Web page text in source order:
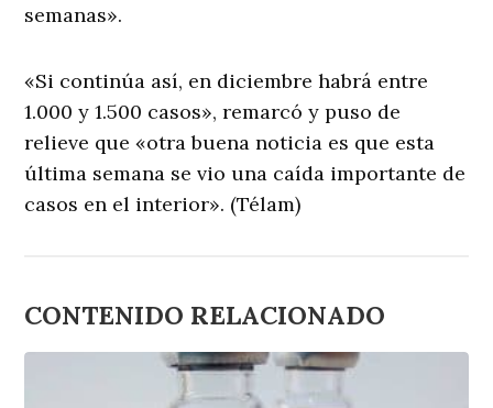
semanas».
«Si continúa así, en diciembre habrá entre
1.000 y 1.500 casos», remarcó y puso de
relieve que «otra buena noticia es que esta
última semana se vio una caída importante de
casos en el interior». (Télam)
CONTENIDO RELACIONADO